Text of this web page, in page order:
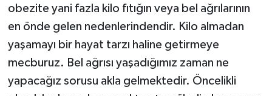
obezite yani fazla kilo fıtığın veya bel ağrılarının
en önde gelen nedenlerindendir. Kilo almadan
yaşamayı bir hayat tarzı haline getirmeye
mecburuz. Bel ağrısı yaşadığımız zaman ne
yapacağız sorusu akla gelmektedir. Öncelikli